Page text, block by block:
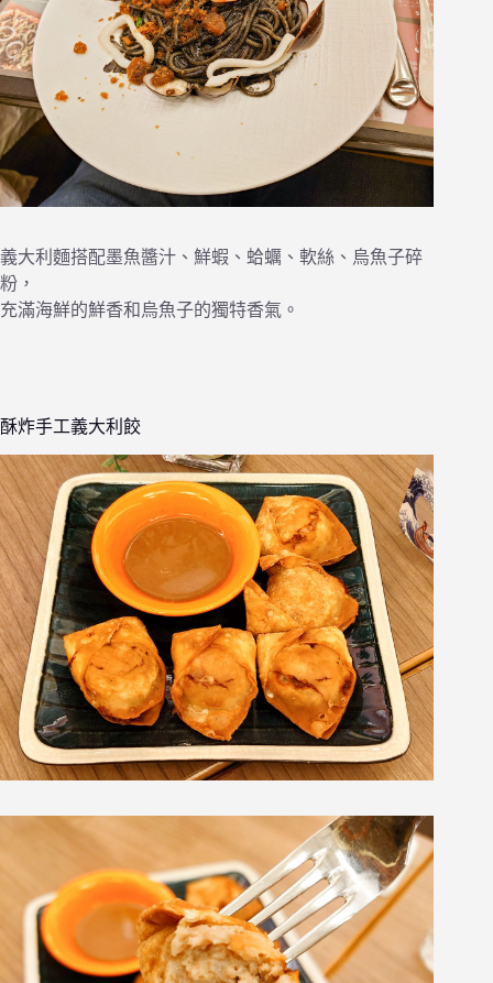
義大利麵搭配墨魚醬汁、鮮蝦、蛤蠣、軟絲、烏魚子碎
粉，
充滿海鮮的鮮香和烏魚子的獨特香氣。
酥炸手工義大利餃